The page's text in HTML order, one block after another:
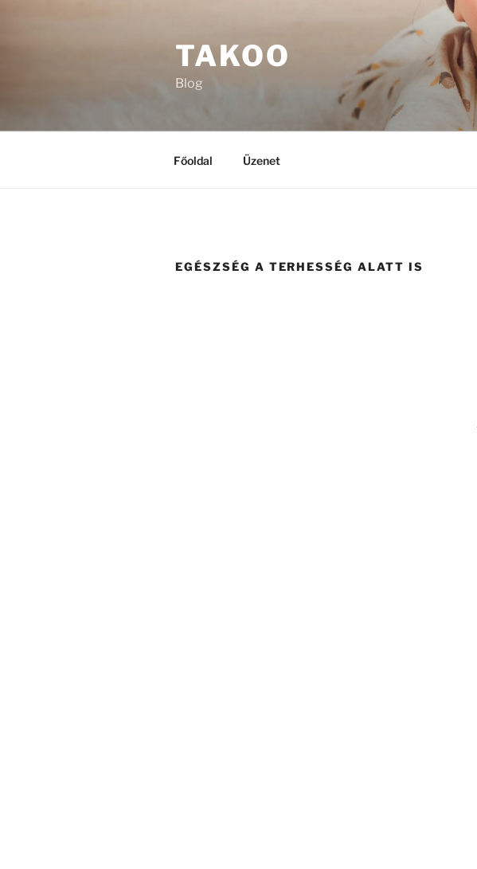
TAKOO
Blog
Főoldal Üzenet
EGÉSZSÉG A TERHESSÉG ALATT IS